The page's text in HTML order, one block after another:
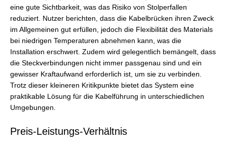
eine gute Sichtbarkeit, was das Risiko von Stolperfallen
reduziert. Nutzer berichten, dass die Kabelbrücken ihren Zweck
im Allgemeinen gut erfüllen, jedoch die Flexibilität des Materials
bei niedrigen Temperaturen abnehmen kann, was die
Installation erschwert. Zudem wird gelegentlich bemängelt, dass
die Steckverbindungen nicht immer passgenau sind und ein
gewisser Kraftaufwand erforderlich ist, um sie zu verbinden.
Trotz dieser kleineren Kritikpunkte bietet das System eine
praktikable Lösung für die Kabelführung in unterschiedlichen
Umgebungen.
Preis-Leistungs-Verhältnis